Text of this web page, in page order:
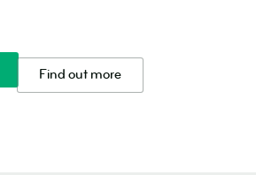
Find out more